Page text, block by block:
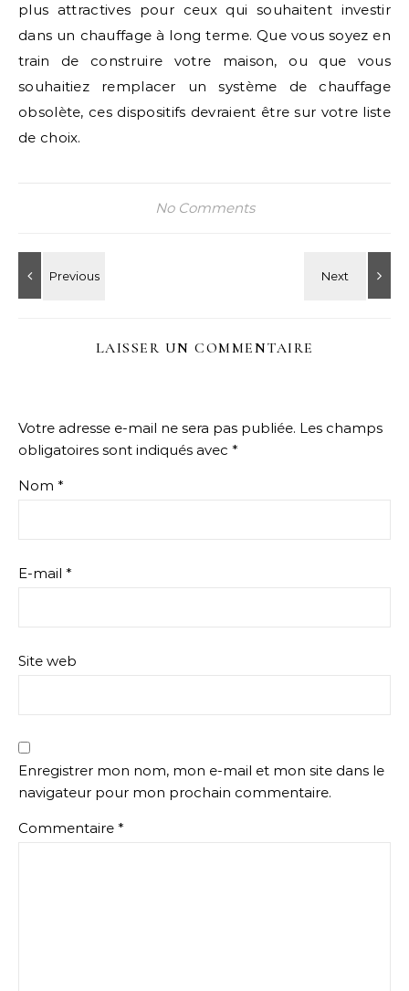
plus attractives pour ceux qui souhaitent investir
dans un chauffage à long terme. Que vous soyez en
train de construire votre maison, ou que vous
souhaitiez remplacer un système de chauffage
obsolète, ces dispositifs devraient être sur votre liste
de choix.
No Comments
LAISSER UN COMMENTAIRE
Votre adresse e-mail ne sera pas publiée. Les champs
obligatoires sont indiqués avec *
Nom *
E-mail *
Site web
Enregistrer mon nom, mon e-mail et mon site dans le
navigateur pour mon prochain commentaire.
Commentaire *